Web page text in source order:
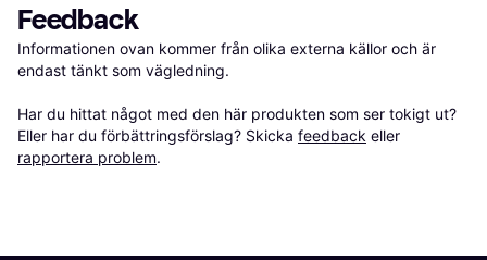
Feedback
Informationen ovan kommer från olika externa källor och är
endast tänkt som vägledning.
Har du hittat något med den här produkten som ser tokigt ut?
Eller har du förbättringsförslag? Skicka feedback eller
rapportera problem.